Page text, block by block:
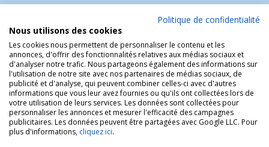
La Boutique des Chrétiens © | La boutique religieuse chrétienne de
référence !.
Politique de confidentialité
Nous utilisons des cookies
Les cookies nous permettent de personnaliser le contenu et les
annonces, d'offrir des fonctionnalités relatives aux médias sociaux et
d'analyser notre trafic. Nous partageons également des informations sur
l'utilisation de notre site avec nos partenaires de médias sociaux, de
publicité et d'analyse, qui peuvent combiner celles-ci avec d'autres
informations que vous leur avez fournies ou qu'ils ont collectées lors de
votre utilisation de leurs services. Les données sont collectées pour
personnaliser les annonces et mesurer l'efficacité des campagnes
publicitaires. Les données peuvent être partagées avec Google LLC. Pour
plus d'informations, cliquez ici.